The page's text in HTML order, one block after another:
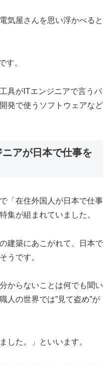
気屋さんを思い浮かべると
す。
具がITエンジニアで言うパ
発で使うソフトウェアなど
アが日本で仕事を
「在住外国人が日本で仕事
集が組まれていました。
建築にあこがれて、日本で
うです。
からないことは何でも聞い
人の世界では”見て盗め”が
した。」といいます。